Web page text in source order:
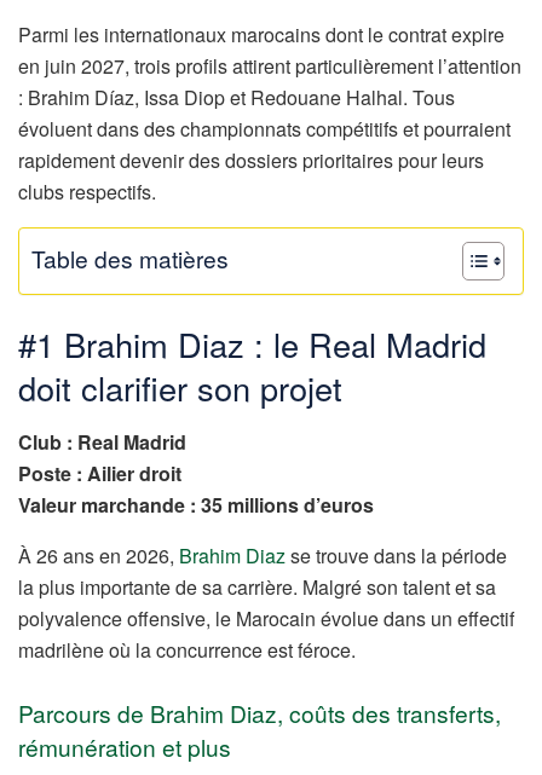
Parmi les internationaux marocains dont le contrat expire
en juin 2027, trois profils attirent particulièrement l’attention
: Brahim Díaz, Issa Diop et Redouane Halhal. Tous
évoluent dans des championnats compétitifs et pourraient
rapidement devenir des dossiers prioritaires pour leurs
clubs respectifs.
Table des matières
#1 Brahim Diaz : le Real Madrid
doit clarifier son projet
Club : Real Madrid
Poste : Ailier droit
Valeur marchande : 35 millions d’euros
À 26 ans en 2026, Brahim Diazse trouve dans la période
la plus importante de sa carrière. Malgré son talent et sa
polyvalence offensive, le Marocain évolue dans un effectif
madrilène où la concurrence est féroce.
Parcours de Brahim Diaz, coûts des transferts,
rémunération et plus